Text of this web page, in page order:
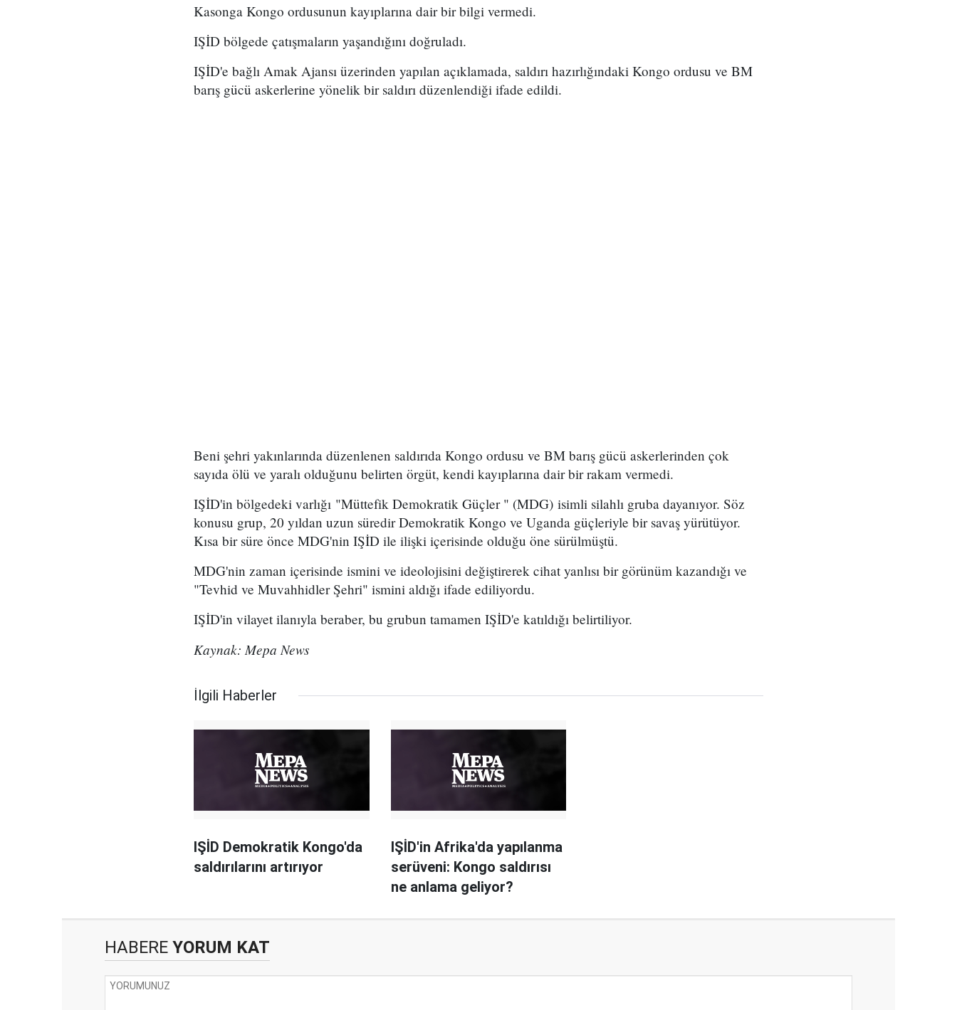
Kasonga Kongo ordusunun kayıplarına dair bir bilgi vermedi.
IŞİD bölgede çatışmaların yaşandığını doğruladı.
IŞİD'e bağlı Amak Ajansı üzerinden yapılan açıklamada, saldırı hazırlığındaki Kongo ordusu ve BM
barış gücü askerlerine yönelik bir saldırı düzenlendiği ifade edildi.
Beni şehri yakınlarında düzenlenen saldırıda Kongo ordusu ve BM barış gücü askerlerinden çok
sayıda ölü ve yaralı olduğunu belirten örgüt, kendi kayıplarına dair bir rakam vermedi.
IŞİD'in bölgedeki varlığı "Müttefik Demokratik Güçler " (MDG) isimli silahlı gruba dayanıyor. Söz
konusu grup, 20 yıldan uzun süredir Demokratik Kongo ve Uganda güçleriyle bir savaş yürütüyor.
Kısa bir süre önce MDG'nin IŞİD ile ilişki içerisinde olduğu öne sürülmüştü.
MDG'nin zaman içerisinde ismini ve ideolojisini değiştirerek cihat yanlısı bir görünüm kazandığı ve
"Tevhid ve Muvahhidler Şehri" ismini aldığı ifade ediliyordu.
IŞİD'in vilayet ilanıyla beraber, bu grubun tamamen IŞİD'e katıldığı belirtiliyor.
Kaynak: Mepa News
İlgili Haberler
IŞİD Demokratik Kongo'da
saldırılarını artırıyor
IŞİD'in Afrika'da yapılanma
serüveni: Kongo saldırısı
ne anlama geliyor?
HABERE YORUM KAT